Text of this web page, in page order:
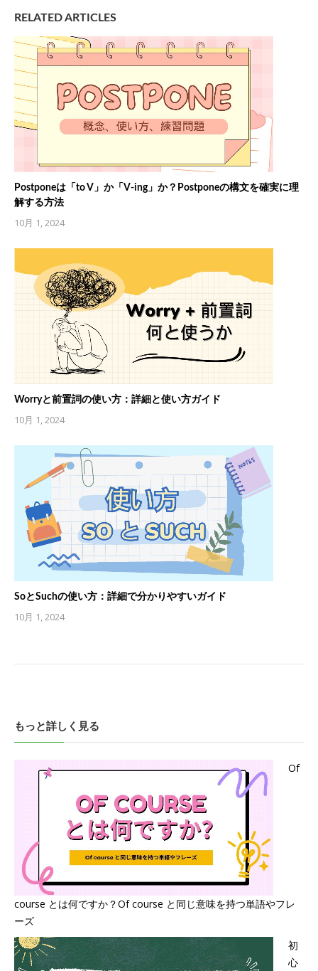
RELATED ARTICLES
Postponeは「to V」か「V-ing」か？Postponeの構文を確実に理
解する方法
10月 1, 2024
Worryと前置詞の使い方：詳細と使い方ガイド
10月 1, 2024
SoとSuchの使い方：詳細で分かりやすいガイド
10月 1, 2024
もっと詳しく見る
Of
course とは何ですか？Of course と同じ意味を持つ単語やフレ
ーズ
初
心